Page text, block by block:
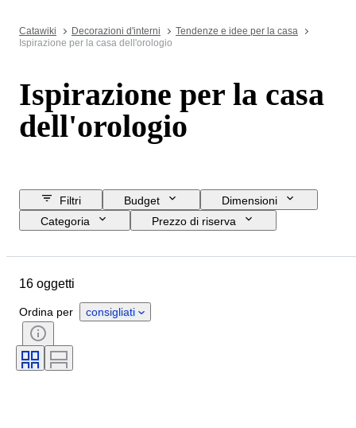
Catawiki Decorazioni d'interni
Tendenze e idee per la casa
Ispirazione per la casa dell'orologio
Ispirazione per la casa
dell'orologio
Filtri Budget
Dimensioni
Categoria
Prezzo di riserva
Paese d’origine
Condizioni
Movimento dell'orologio
Tipo di orologio da tavolo o da parete
Epoca
16 oggetti
Ordina per consigliati